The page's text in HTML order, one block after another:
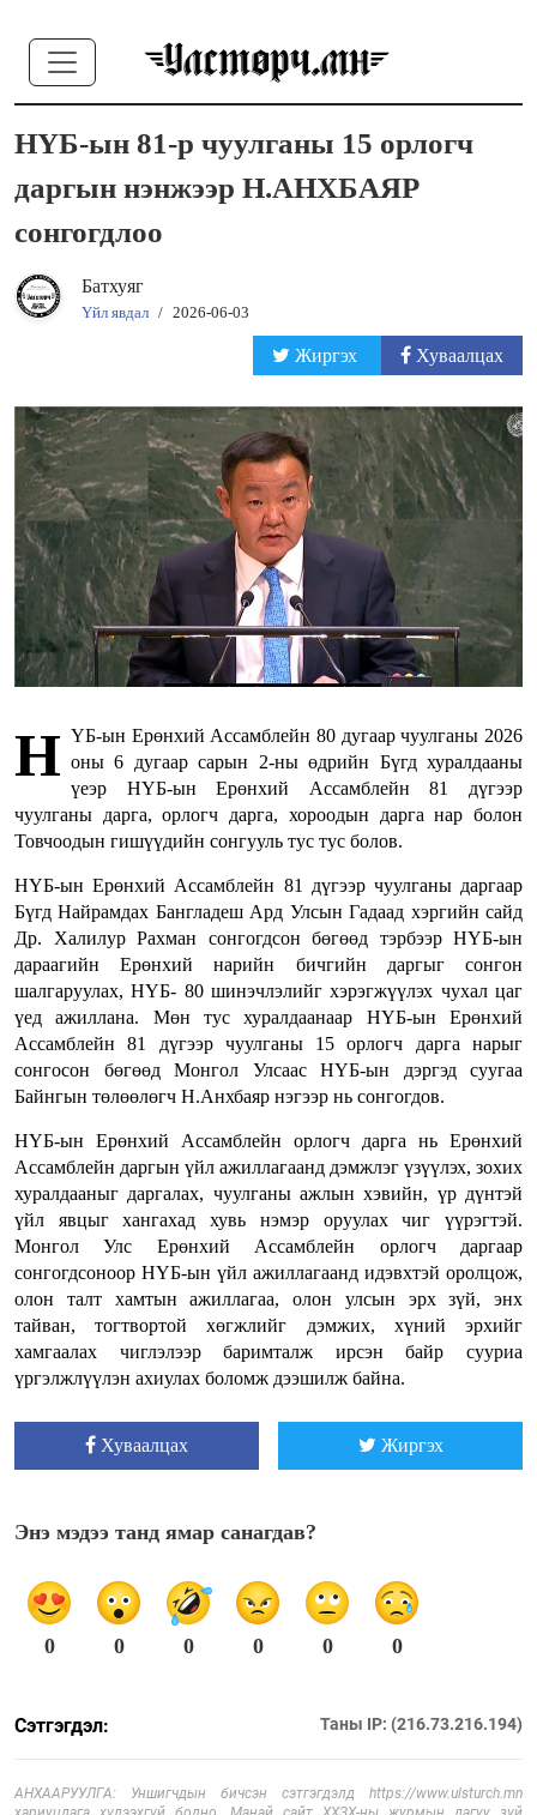
НҮБ-ын 81-р чуулганы 15 орлогч
даргын нэнжээр Н.АНХБАЯР
сонгогдлоо
Батхуяг
Үйл явдал / 2026-06-03
Жиргэх Хуваалцах
Н ҮБ-ын Ерөнхий Ассамблейн 80 дугаар чуулганы 2026
оны 6 дугаар сарын 2-ны өдрийн Бүгд хуралдааны
үеэр НҮБ-ын Ерөнхий Ассамблейн 81 дүгээр
чуулганы дарга, орлогч дарга, хороодын дарга нар болон
Товчоодын гишүүдийн сонгууль тус тус болов.
НҮБ-ын Ерөнхий Ассамблейн 81 дүгээр чуулганы даргаар
Бүгд Найрамдах Бангладеш Ард Улсын Гадаад хэргийн сайд
Др. Халилур Рахман сонгогдсон бөгөөд тэрбээр НҮБ-ын
дараагийн Ерөнхий нарийн бичгийн даргыг сонгон
шалгаруулах, НҮБ- 80 шинэчлэлийг хэрэгжүүлэх чухал цаг
үед ажиллана. Мөн тус хуралдаанаар НҮБ-ын Ерөнхий
Ассамблейн 81 дүгээр чуулганы 15 орлогч дарга нарыг
сонгосон бөгөөд Монгол Улсаас НҮБ-ын дэргэд суугаа
Байнгын төлөөлөгч Н.Анхбаяр нэгээр нь сонгогдов.
НҮБ-ын Ерөнхий Ассамблейн орлогч дарга нь Ерөнхий
Ассамблейн даргын үйл ажиллагаанд дэмжлэг үзүүлэх, зохих
хуралдааныг даргалах, чуулганы ажлын хэвийн, үр дүнтэй
үйл явцыг хангахад хувь нэмэр оруулах чиг үүрэгтэй.
Монгол Улс Ерөнхий Ассамблейн орлогч даргаар
сонгогдсоноор НҮБ-ын үйл ажиллагаанд идэвхтэй оролцож,
олон талт хамтын ажиллагаа, олон улсын эрх зүй, энх
тайван, тогтвортой хөгжлийг дэмжих, хүний эрхийг
хамгаалах чиглэлээр баримталж ирсэн байр сууриа
үргэлжлүүлэн ахиулах боломж дээшилж байна.
Хуваалцах Жиргэх
Энэ мэдээ танд ямар санагдав?
0 0 0 0 0 0
Сэтгэгдэл: Таны IP: (216.73.216.194)
АНХААРУУЛГА: Уншигчдын бичсэн сэтгэгдэлд https://www.ulsturch.mn